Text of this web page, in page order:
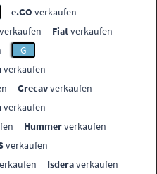
e.GO verkaufen
verkaufen Fiatverkaufen
G
verkaufen
Grecavverkaufen
verkaufen
Hummerverkaufen
verkaufen
Isderaverkaufen